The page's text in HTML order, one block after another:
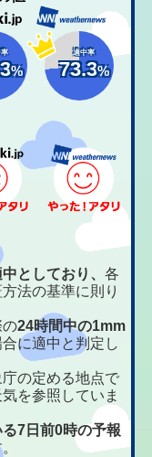
%
適中率
73.3%
としており、各
法の基準に則り
の24時間中の1mm
に適中と判定し
の定める地点で
を参照していま
7日前0時の予報